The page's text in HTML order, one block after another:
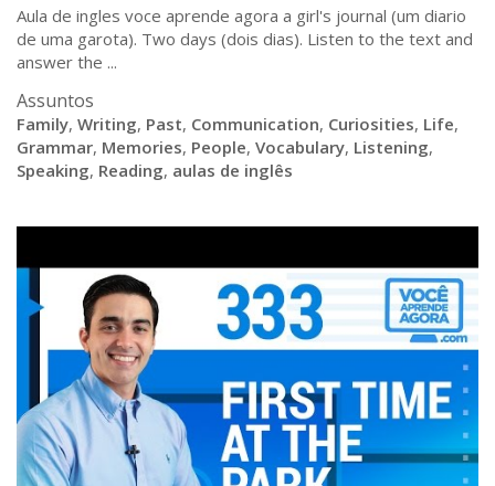
Aula de ingles voce aprende agora a girl's journal (um diario
de uma garota). Two days (dois dias). Listen to the text and
answer the ...
Assuntos
Family, Writing, Past, Communication, Curiosities, Life,
Grammar, Memories, People, Vocabulary, Listening,
Speaking, Reading, aulas de inglês